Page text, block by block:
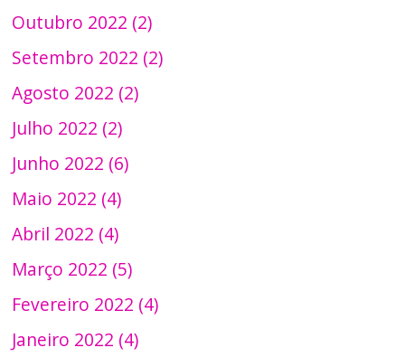
Outubro 2022 (2)
Setembro 2022 (2)
Agosto 2022 (2)
Julho 2022 (2)
Junho 2022 (6)
Maio 2022 (4)
Abril 2022 (4)
Março 2022 (5)
Fevereiro 2022 (4)
Janeiro 2022 (4)